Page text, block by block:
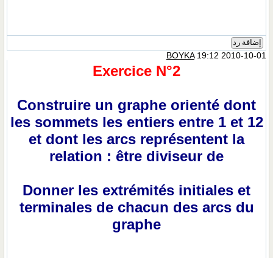
إضافة رد
BOYKA19:12 2010-10-01
Exercice N°2
Construire un graphe orienté dont
les sommets les entiers entre 1 et 12
et dont les arcs représentent la
relation : être diviseur de
Donner les extrémités initiales et
terminales de chacun des arcs du
graphe